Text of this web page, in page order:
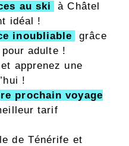
au ski
à Châtel
idéal !
inoubliable
grâce
adulte !
apprenez une
!
prochain voyage
tarif
de Ténérife et